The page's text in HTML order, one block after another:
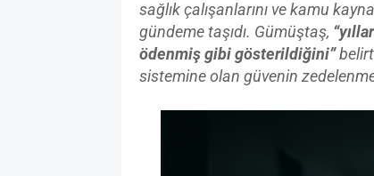
sağlık çalışanlarını ve kamu
gündeme taşıdı. Gümüştaş,
ödenmiş gibi gösterildiğini”
sistemine olan güvenin